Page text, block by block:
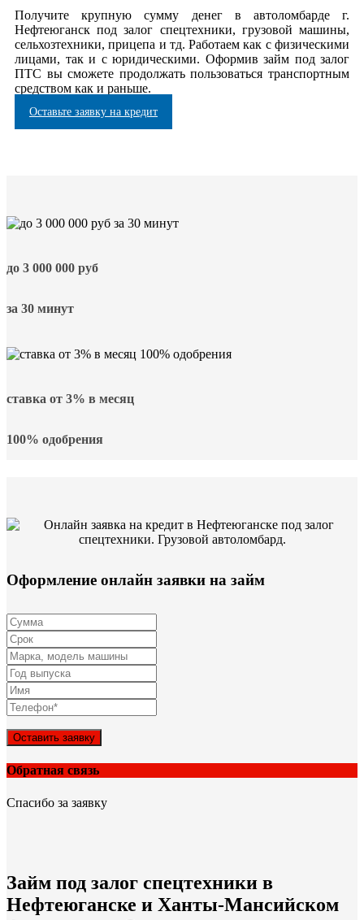
Получите крупную сумму денег в автоломбарде г.
Нефтеюганск под залог спецтехники, грузовой машины,
сельхозтехники, прицепа и тд. Работаем как с физическими
лицами, так и с юридическими. Оформив займ под залог
ПТС вы сможете продолжать пользоваться транспортным
средством как и раньше.
Оставьте заявку на кредит
до 3 000 000 руб
за 30 минут
ставка от 3% в месяц
100% одобрения
Оформление онлайн заявки на займ
Оставить заявку
Обратная связь
Спасибо за заявку
Займ под залог спецтехники в
Нефтеюганске и Ханты-Мансийском